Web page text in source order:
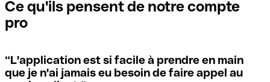
signifie que vous avez le code de l'une des succursales
locales.
Si vous n'êtes pas sûr du code SWIFT que vous devriez
utiliser, nous avons développé un outil de recherche de
vérification/recherche de codes SWIFT. Ainsi, vous pouvez
trouver et vérifier vos codes SWIFT avant de réaliser vos
transferts d’argent.
Ce qu'ils pensent de notre compte
pro
“L'application est si facile à prendre en main
que je n'ai jamais eu besoin de faire appel au